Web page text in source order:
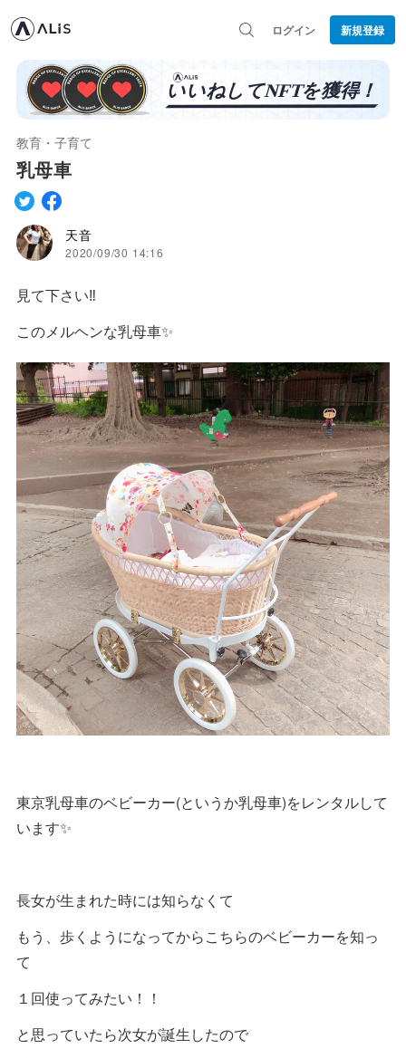
ログイン 新規登録
教育・子育て
乳母車
天音
2020/09/30 14:16
見て下さい‼︎
このメルヘンな乳母車✨
東京乳母車のベビーカー(というか乳母車)をレンタルして
います✨
長女が生まれた時には知らなくて
もう、歩くようになってからこちらのベビーカーを知っ
て
１回使ってみたい！！
と思っていたら次女が誕生したので